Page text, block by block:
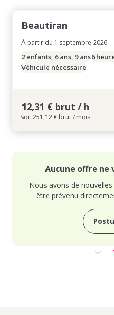
Beautiran
À partir du 1 septembre 2026
2 enfants, 6 ans, 9 ans6
Véhicule nécessaire
12,31 € brut / h
Soit 251,12 € brut / mois
Aucune offre ne
Nous avons de
être prévenu